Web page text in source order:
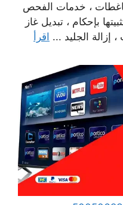
، خدمات الفحص
بإحكام ، تبديل غاز
إزالة الجليد ... اقرأ